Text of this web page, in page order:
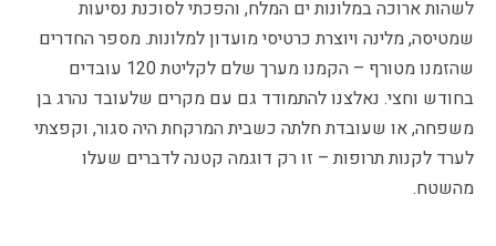
לשהות ארוכה במלונות ים המלח, והפכתי לסוכנת נסיעות
שמטיסה, מלינה ויוצרת כרטיסי מועדון למלונות. מספר החדרים
שהזמנו מטורף – הקמנו מערך שלם לקליטת 120 עובדים
בחודש וחצי. נאלצנו להתמודד גם עם מקרים שלעובד נהרג בן
משפחה, או שעובדת חלתה כשבית המרקחת היה סגור, וקפצתי
לערד לקנות תרופות – זו רק דוגמה קטנה לדברים שעלו
מהשטח.